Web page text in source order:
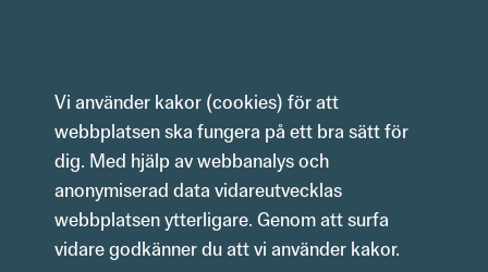
Vi använder kakor (cookies) för att
webbplatsen ska fungera på ett bra sätt för
dig. Med hjälp av webbanalys och
anonymiserad data vidareutvecklas
webbplatsen ytterligare. Genom att surfa
vidare godkänner du att vi använder kakor.